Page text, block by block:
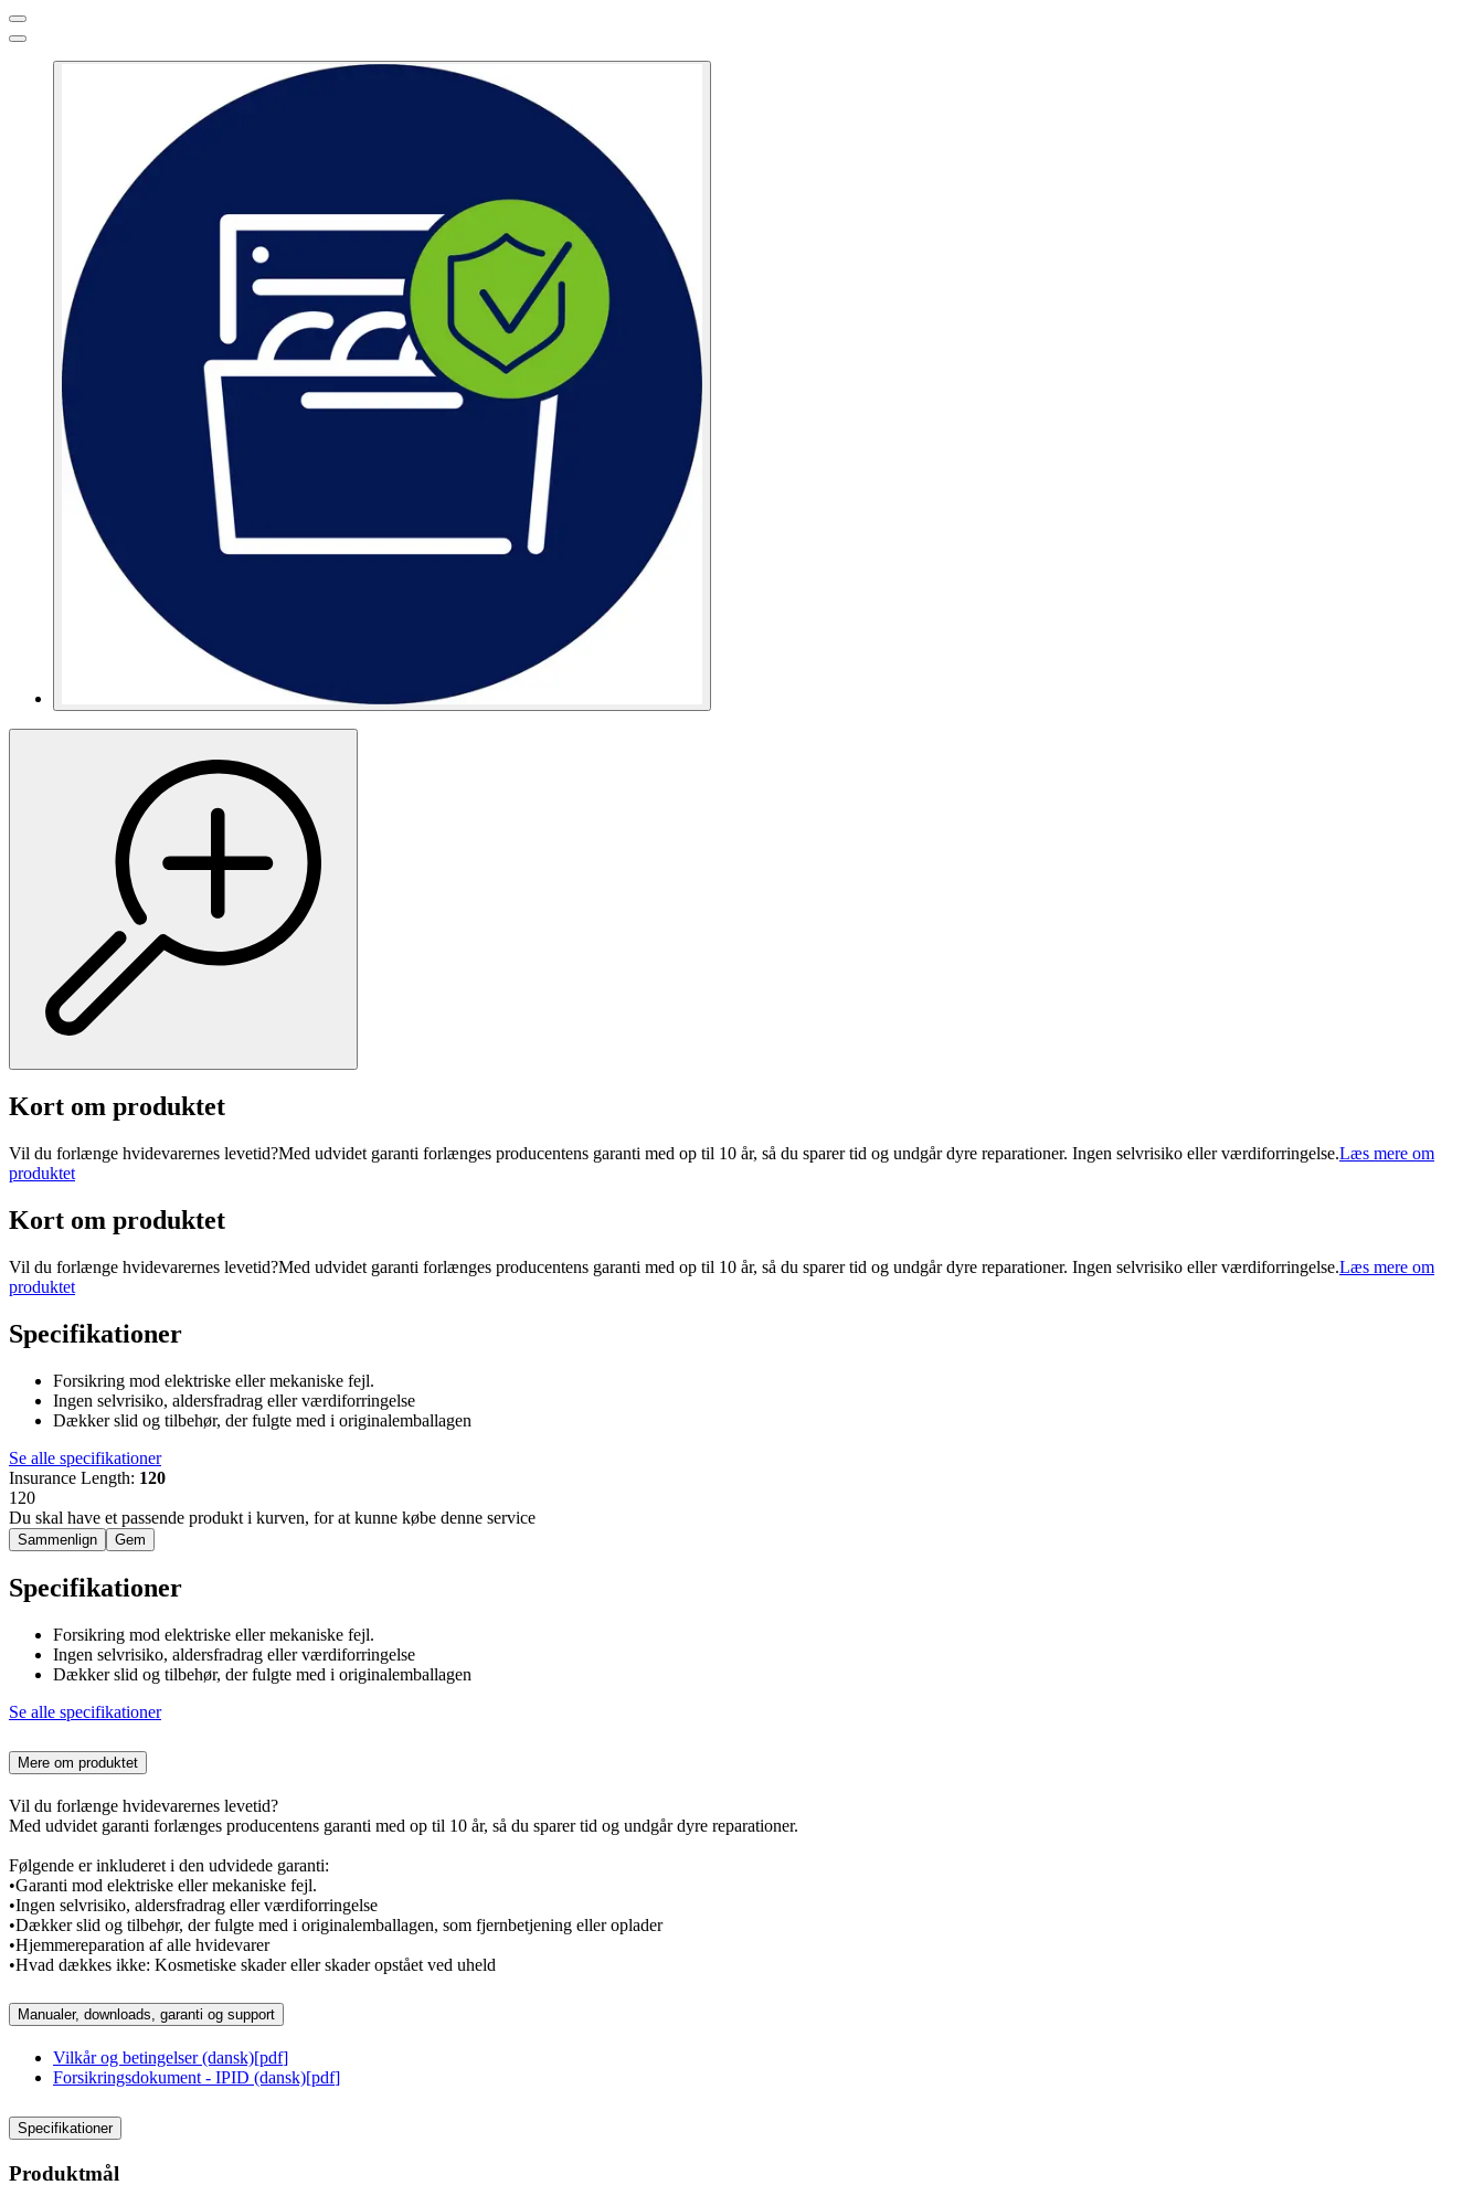
Kort om produktet
Vil du forlænge hvidevarernes levetid?Med udvidet garanti forlænges producentens garanti med op til 10 år, så du sparer tid og undgår dyre reparationer. Ingen selvrisiko eller værdiforringelse.Læs mere om
produktet
Kort om produktet
Vil du forlænge hvidevarernes levetid?Med udvidet garanti forlænges producentens garanti med op til 10 år, så du sparer tid og undgår dyre reparationer. Ingen selvrisiko eller værdiforringelse.Læs mere om
produktet
Specifikationer
Forsikring mod elektriske eller mekaniske fejl.
Ingen selvrisiko, aldersfradrag eller værdiforringelse
Dækker slid og tilbehør, der fulgte med i originalemballagen
Se alle specifikationer
Insurance Length: 120
120
Du skal have et passende produkt i kurven, for at kunne købe denne service
Sammenlign Gem
Specifikationer
Forsikring mod elektriske eller mekaniske fejl.
Ingen selvrisiko, aldersfradrag eller værdiforringelse
Dækker slid og tilbehør, der fulgte med i originalemballagen
Se alle specifikationer
Mere om produktet
Vil du forlænge hvidevarernes levetid?
Med udvidet garanti forlænges producentens garanti med op til 10 år, så du sparer tid og undgår dyre reparationer.
Følgende er inkluderet i den udvidede garanti:
•Garanti mod elektriske eller mekaniske fejl.
•Ingen selvrisiko, aldersfradrag eller værdiforringelse
•Dækker slid og tilbehør, der fulgte med i originalemballagen, som fjernbetjening eller oplader
•Hjemmereparation af alle hvidevarer
•Hvad dækkes ikke: Kosmetiske skader eller skader opstået ved uheld
Manualer, downloads, garanti og support
Vilkår og betingelser (dansk)[pdf]
Forsikringsdokument - IPID (dansk)[pdf]
Specifikationer
Produktmål